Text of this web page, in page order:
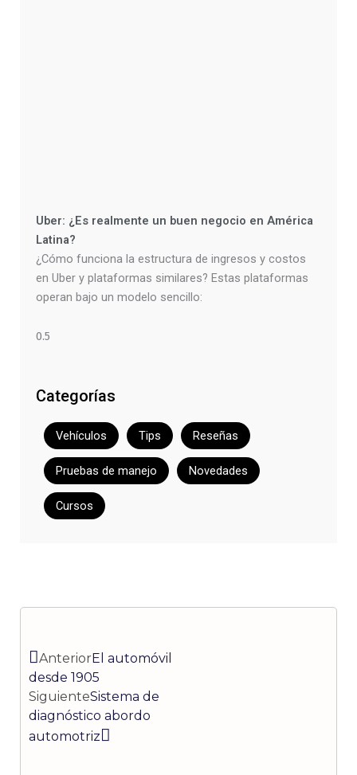
Uber: ¿Es realmente un buen negocio en América
Latina?
¿Cómo funciona la estructura de ingresos y costos
en Uber y plataformas similares? Estas plataformas
operan bajo un modelo sencillo:
Categorías
Vehículos Tips Reseñas
Pruebas de manejo Novedades
Cursos
Anterior El automóvil
desde 1905
SiguienteSistema de
diagnóstico abordo
automotriz